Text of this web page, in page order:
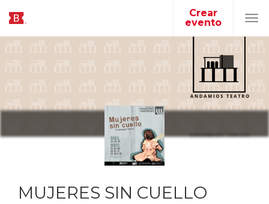
Crear
evento
MUJERES SIN CUELLO